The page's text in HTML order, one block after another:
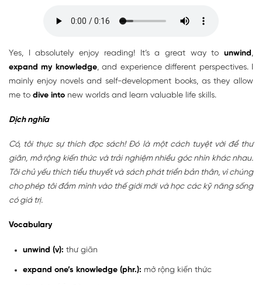
Yes, I absolutely enjoy reading! It’s a great way to unwind,
expand my knowledge, and experience different perspectives. I
mainly enjoy novels and self-development books, as they allow
me to dive into new worlds and learn valuable life skills.
Dịch nghĩa
Có, tôi thực sự thích đọc sách! Đó là một cách tuyệt vời để thư
giãn, mở rộng kiến ​​thức và trải nghiệm nhiều góc nhìn khác nhau.
Tôi chủ yếu thích tiểu thuyết và sách phát triển bản thân, vì chúng
cho phép tôi đắm mình vào thế giới mới và học các kỹ năng sống
có giá trị.
Vocabulary
unwind (v): thư giãn
expand one’s knowledge (phr.): mở rộng kiến ​​thức